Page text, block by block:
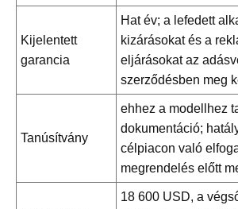
Kijelentett
garancia
Hat év; a lefedett
kizárásokat és a
eljárásokat az
szerződésben meg
Tanúsítvány
ehhez a modellhez
dokumentáció;
célpiacon való
megrendelés előtt
18 600 USD, a